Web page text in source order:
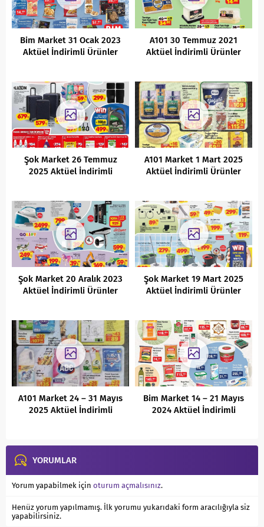
Bim Market 31 Ocak 2023
Aktüel İndirimli Ürünler
A101 30 Temmuz 2021
Aktüel İndirimli Ürünler
Şok Market 26 Temmuz
2025 Aktüel İndirimli
A101 Market 1 Mart 2025
Aktüel İndirimli Ürünler
Şok Market 20 Aralık 2023
Aktüel İndirimli Ürünler
Şok Market 19 Mart 2025
Aktüel İndirimli Ürünler
A101 Market 24 – 31 Mayıs
2025 Aktüel İndirimli
Bim Market 14 – 21 Mayıs
2024 Aktüel İndirimli
YORUMLAR
Yorum yapabilmek için oturum açmalısınız.
Henüz yorum yapılmamış. İlk yorumu yukarıdaki form aracılığıyla siz
yapabilirsiniz.